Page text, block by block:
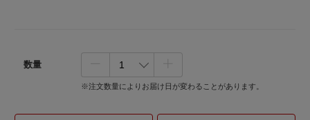
数量
※注文数量によりお届け日が変わることがあります。